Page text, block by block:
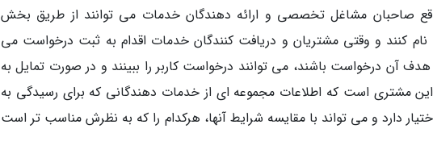
صاحبان مشاغل تخصصی و ارائه دهندگان خدمات می توانند از طریق بخش
کنند و وقتی مشتریان و دریافت کنندگان خدمات اقدام به ثبت درخواست می
آن درخواست باشند، می توانند درخواست کاربر را ببینند و در صورت تمایل به
این مشتری است که اطلاعات مجموعه ای از خدمات دهندگانی که برای رسیدگی به
دارد و می تواند با مقایسه شرایط آنها، هرکدام را که به نظرش مناسب تر است